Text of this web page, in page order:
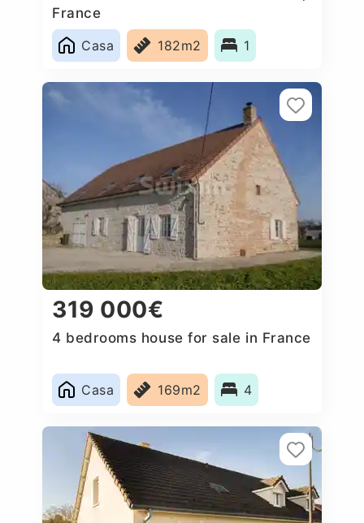
France
Casa
182m2 1
319 000€
4 bedrooms house for sale in France
Casa 169m2 4